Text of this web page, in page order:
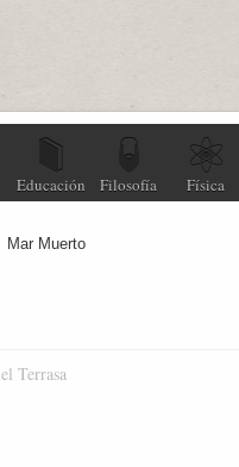
Educación Filosofía Física
Mar Muerto
Terrasa